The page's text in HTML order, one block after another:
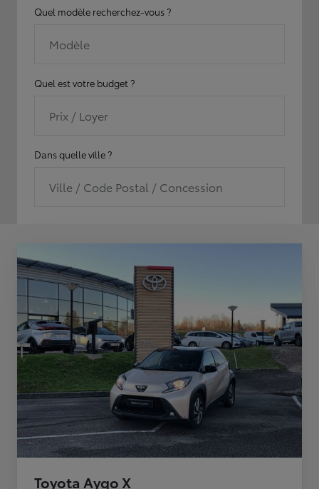
Quel modèle recherchez-vous ?
Modèle
Quel est votre budget ?
Prix / Loyer
Dans quelle ville ?
Ville / Code Postal / Concession
Toyota Aygo X